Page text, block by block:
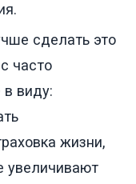
сделать это
часто
в виду:
жизни,
увеличивают